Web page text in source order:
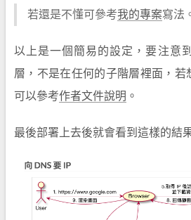
若還是不懂可參考我的專案寫法
以上是一個簡易的設定，要注意
層，不是在任何的子階層裡面，若
可以參考作者文件說明 。
最後部署上去後就會看到這樣的結